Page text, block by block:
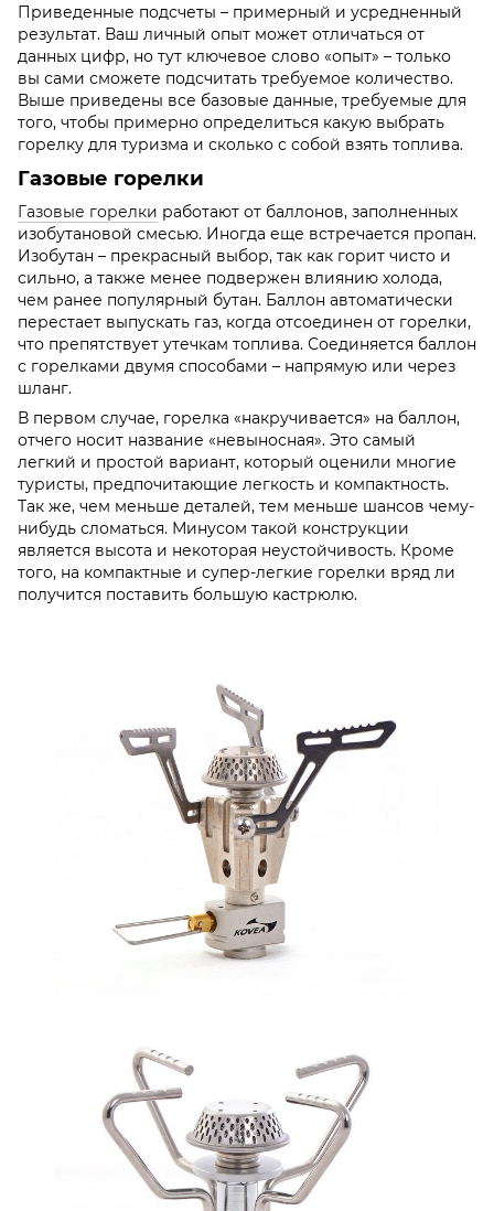
Приведенные подсчеты – примерный и усредненный
результат. Ваш личный опыт может отличаться от
данных цифр, но тут ключевое слово «опыт» – только
вы сами сможете подсчитать требуемое количество.
Выше приведены все базовые данные, требуемые для
того, чтобы примерно определиться какую выбрать
горелку для туризма и сколько с собой взять топлива.
Газовые горелки
Газовые горелки работают от баллонов, заполненных
изобутановой смесью. Иногда еще встречается пропан.
Изобутан – прекрасный выбор, так как горит чисто и
сильно, а также менее подвержен влиянию холода,
чем ранее популярный бутан. Баллон автоматически
перестает выпускать газ, когда отсоединен от горелки,
что препятствует утечкам топлива. Соединяется баллон
с горелками двумя способами – напрямую или через
шланг.
В первом случае, горелка «накручивается» на баллон,
отчего носит название «невыносная». Это самый
легкий и простой вариант, который оценили многие
туристы, предпочитающие легкость и компактность.
Так же, чем меньше деталей, тем меньше шансов чему-
нибудь сломаться. Минусом такой конструкции
является высота и некоторая неустойчивость. Кроме
того, на компактные и супер-легкие горелки вряд ли
получится поставить большую кастрюлю.